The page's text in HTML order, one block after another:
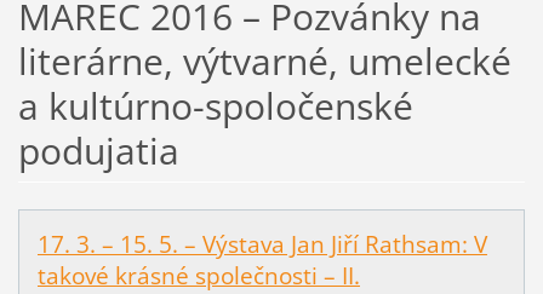
MAREC 2016 – Pozvánky na
literárne, výtvarné, umelecké
a kultúrno-spoločenské
podujatia
17. 3. – 15. 5. – Výstava Jan Jiří Rathsam: V
takové krásné společnosti – II.